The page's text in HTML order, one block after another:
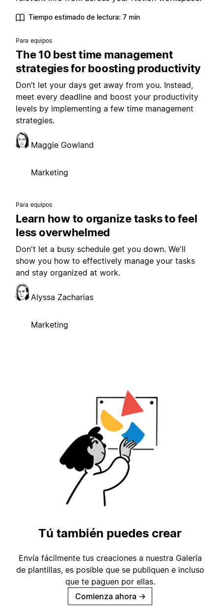
Tiempo estimado de lectura: 7 min
Para equipos
The 10 best time management
strategies for boosting productivity
Don’t let your days get away from you. Instead,
meet every deadline and boost your productivity
levels by implementing a few time management
strategies.
Maggie Gowland
Marketing
Para equipos
Learn how to organize tasks to feel
less overwhelmed
Don't let a busy schedule get you down. We'll
show you how to effectively manage your tasks
and stay organized at work.
Alyssa Zacharias
Marketing
Tú también puedes crear
Envía fácilmente tus creaciones a nuestra Galería
de plantillas, es posible que se publiquen e incluso
que te paguen por ellas.
Comienza ahora →